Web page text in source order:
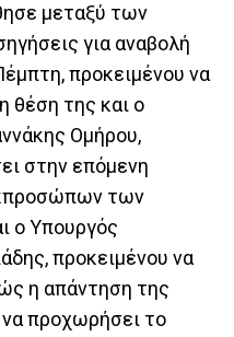
μεταξύ των
για αναβολή
προκειμένου να
θέση της και ο
Ομήρου,
στην επόμενη
των
ο Υπουργός
προκειμένου να
η απάντηση της
προχωρήσει το